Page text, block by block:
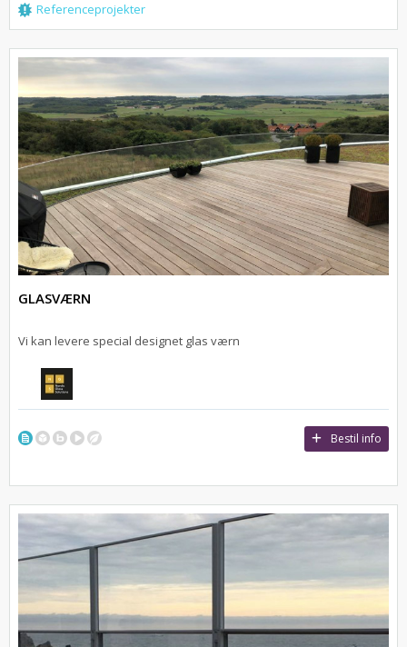
Referenceprojekter
GLASVÆRN
Vi kan levere special designet glas værn
Bestil info